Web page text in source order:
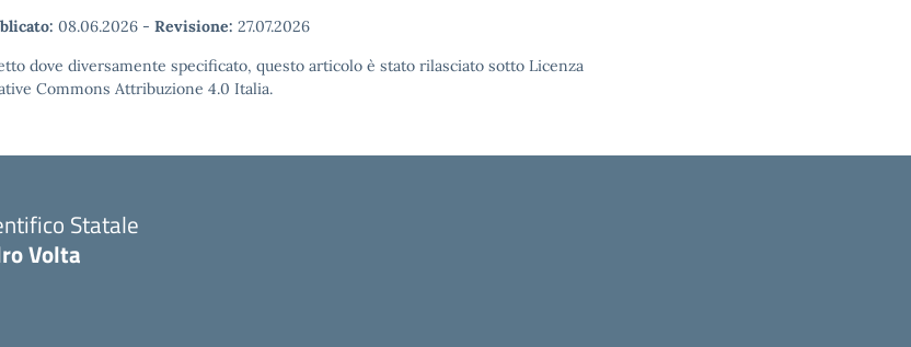
08.06.2026 - Revisione: 27.07.2026
dove diversamente specificato, questo articolo è stato rilasciato sotto Licenza
Commons Attribuzione 4.0 Italia.
Statale
Volta